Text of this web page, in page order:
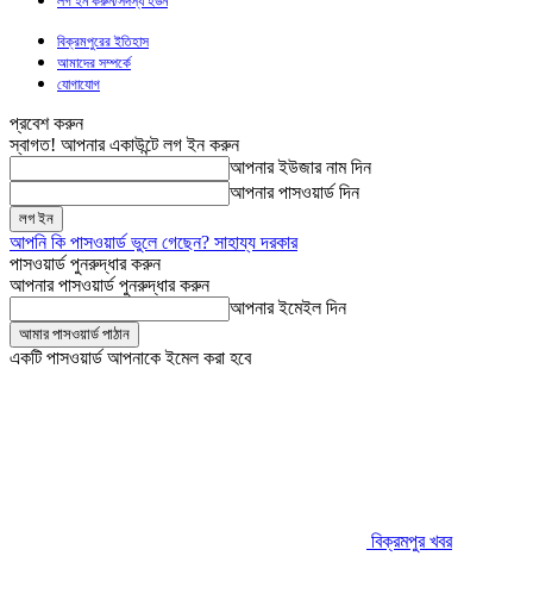
বিক্রমপুরের ইতিহাস
আমাদের সম্পর্কে
যোগাযোগ
প্রবেশ করুন
স্বাগত! আপনার একাউন্টে লগ ইন করুন
আপনার ইউজার নাম দিন
আপনার পাসওয়ার্ড দিন
আপনি কি পাসওয়ার্ড ভুলে গেছেন? সাহায্য দরকার
পাসওয়ার্ড পুনরুদ্ধার করুন
আপনার পাসওয়ার্ড পুনরুদ্ধার করুন
আপনার ইমেইল দিন
একটি পাসওয়ার্ড আপনাকে ইমেল করা হবে
বিক্রমপুর খবর